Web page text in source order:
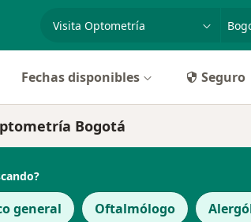
especialidad, enfermedad o p.
Fechas disponibles Seguro
Bogotá
general Oftalmólogo